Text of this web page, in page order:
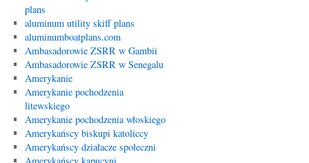
plans
aluminum utility skiff plans
aluminumboatplans.com
Ambasadorowie ZSRR w Gambii
Ambasadorowie ZSRR w Senegalu
Amerykanie
Amerykanie pochodzenia
litewskiego
Amerykanie pochodzenia włoskiego
Amerykańscy biskupi katoliccy
Amerykańscy działacze społeczni